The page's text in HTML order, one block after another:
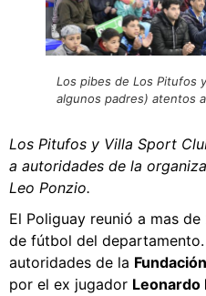
Los pibes de Los Pitufos
algunos padres) atentos
Los Pitufos y Villa Sport
a autoridades de la
Leo Ponzio.
El Poliguay reunió a mas
de fútbol del
autoridades de la
por el ex jugador Leonardo